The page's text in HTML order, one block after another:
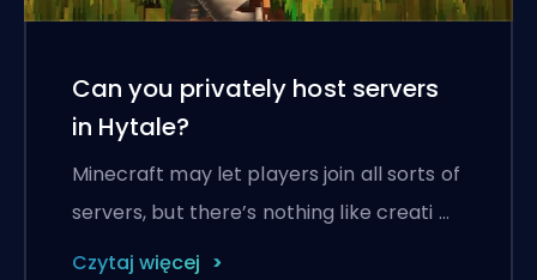
Can you privately host servers
in Hytale?
Minecraft may let players join all sorts of
servers, but there’s nothing like creati …
Czytaj więcej